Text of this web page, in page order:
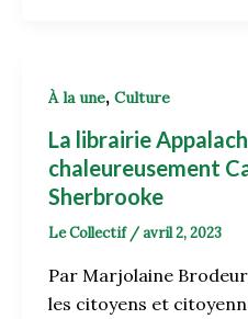
À la une, Culture
La librairie
chaleureusement
Sherbrooke
Le Collectif /avril 2, 2023
Par Marjolaine
les citoyens et